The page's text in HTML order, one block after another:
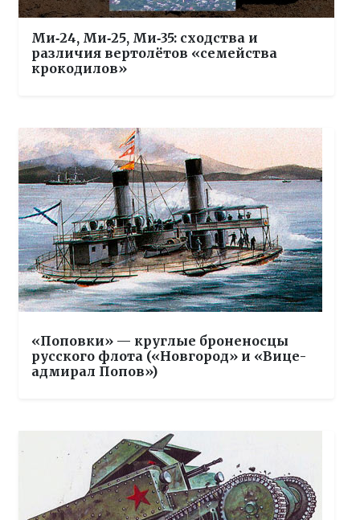
Ми‑24, Ми‑25, Ми‑35: сходства и
различия вертолётов «семейства
крокодилов»
«Поповки» — круглые броненосцы
русского флота («Новгород» и «Вице-
адмирал Попов»)